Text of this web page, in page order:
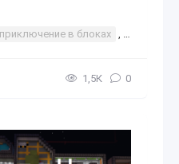
в блоках , найди
1,5К 0